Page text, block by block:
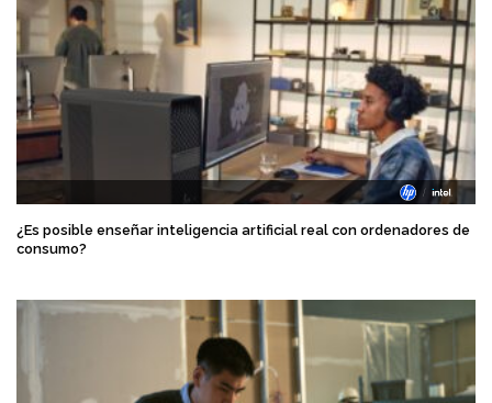
¿Es posible enseñar inteligencia artificial real con ordenadores de
consumo?